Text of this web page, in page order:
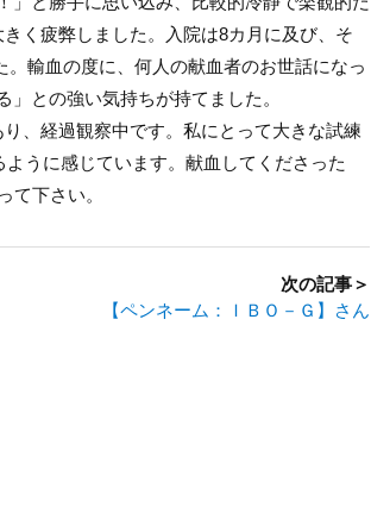
く疲弊しました。入院は8カ月に及び、そ
輸血の度に、何人の献血者のお世話になっ
との強い気持ちが持てました。
、経過観察中です。私にとって大きな試練
うに感じています。献血してくださった
て下さい。
次の記事＞
【ペンネーム：ＩＢＯ－Ｇ】さん